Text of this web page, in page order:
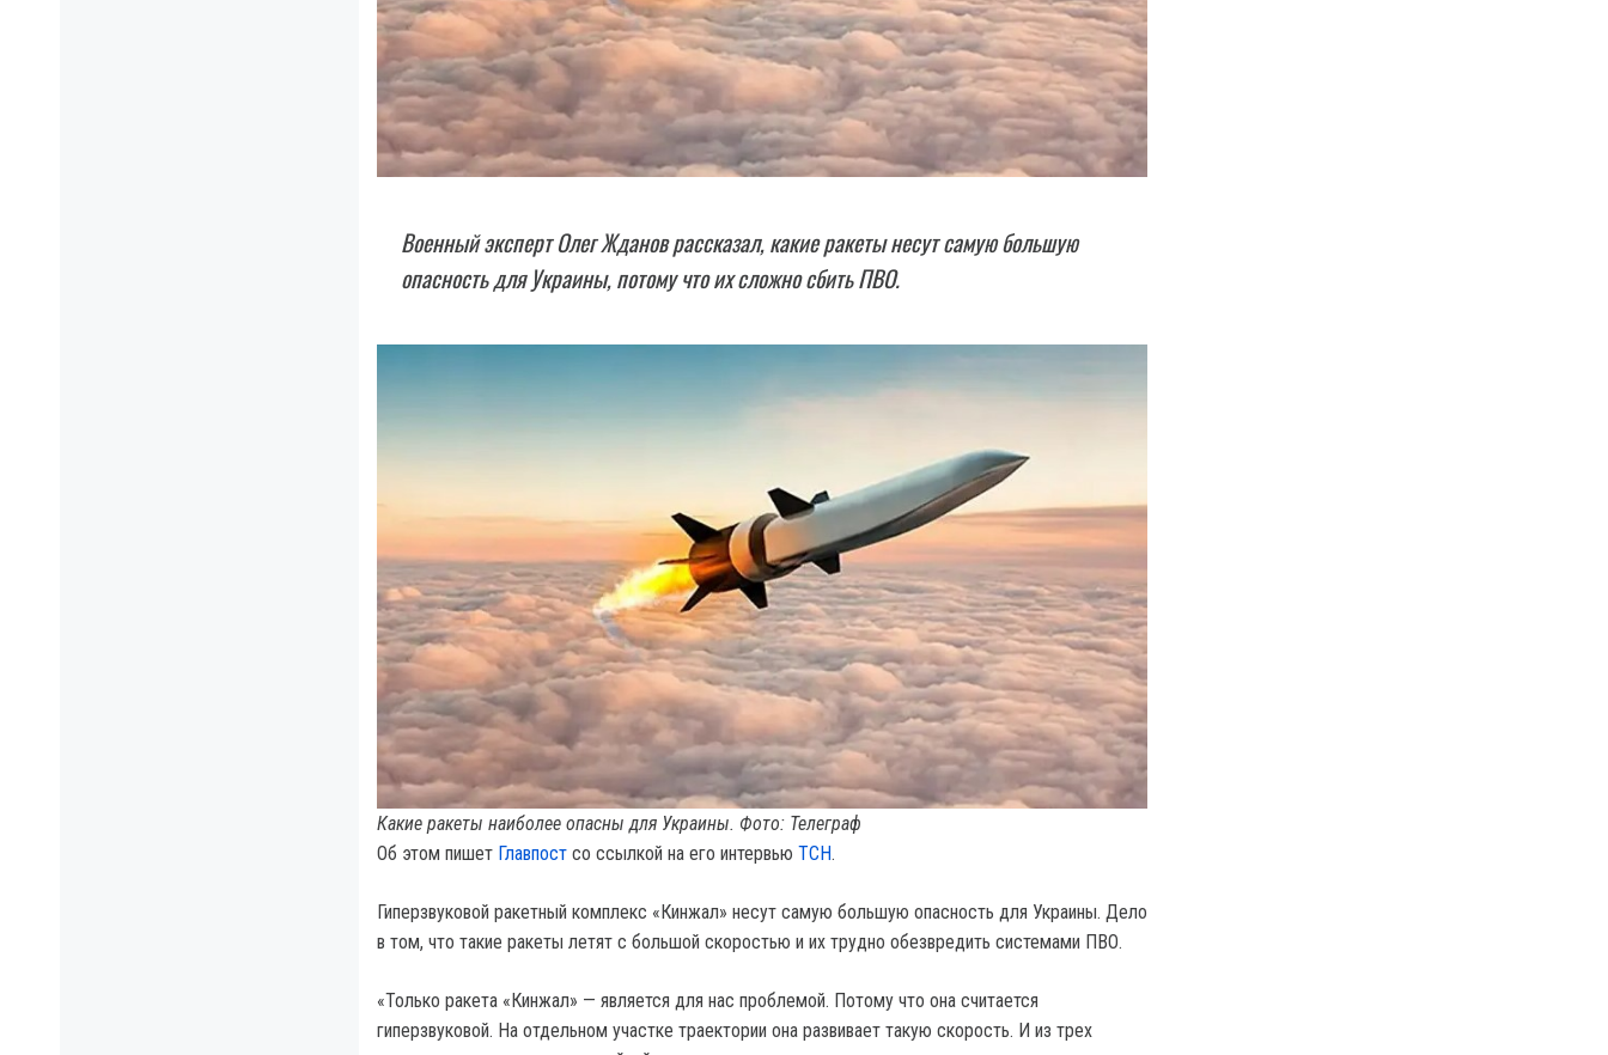
Военный эксперт Олег Жданов рассказал, какие ракеты несут самую большую
опасность для Украины, потому что их сложно сбить ПВО.
Какие ракеты наиболее опасны для Украины. Фото: Телеграф
Об этом пишет Главпост со ссылкой на его интервью ТСН.
Гиперзвуковой ракетный комплекс «Кинжал» несут самую большую опасность для Украины. Дело
в том, что такие ракеты летят с большой скоростью и их трудно обезвредить системами ПВО.
«Только ракета «Кинжал» — является для нас проблемой. Потому что она считается
гиперзвуковой. На отдельном участке траектории она развивает такую скорость. И из трех